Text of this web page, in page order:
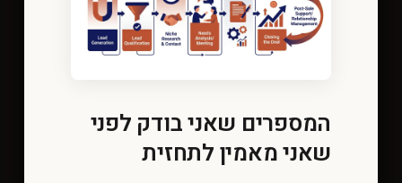
המספרים שאני בודק לפני
שאני מאמין לתחזית